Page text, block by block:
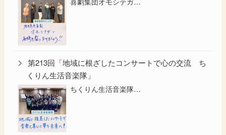
第213回「地域に根ざしたコンサートで心の交流 ち
くりん生活音楽隊」
ちくりん生活音楽隊…